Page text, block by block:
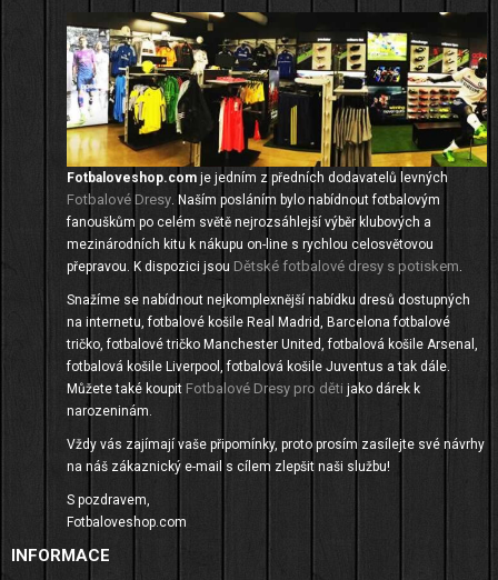
Fotbaloveshop.com je jedním z předních dodavatelů levných
Fotbalové Dresy. Naším posláním bylo nabídnout fotbalovým
fanouškům po celém světě nejrozsáhlejší výběr klubových a
mezinárodních kitu k nákupu on-line s rychlou celosvětovou
přepravou. K dispozici jsou Dětské fotbalové dresy s potiskem.
Snažíme se nabídnout nejkomplexnější nabídku dresů dostupných
na internetu, fotbalové košile Real Madrid, Barcelona fotbalové
tričko, fotbalové tričko Manchester United, fotbalová košile Arsenal,
fotbalová košile Liverpool, fotbalová košile Juventus a tak dále.
Můžete také koupit Fotbalové Dresy pro děti jako dárek k
narozeninám.
Vždy vás zajímají vaše připomínky, proto prosím zasílejte své návrhy
na náš zákaznický e-mail s cílem zlepšit naši službu!
S pozdravem,
Fotbaloveshop.com
INFORMACE